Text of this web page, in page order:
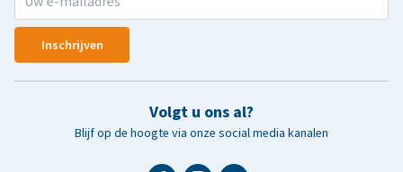
Inschrijven
Volgt u ons al?
Blijf op de hoogte via onze social media kanalen